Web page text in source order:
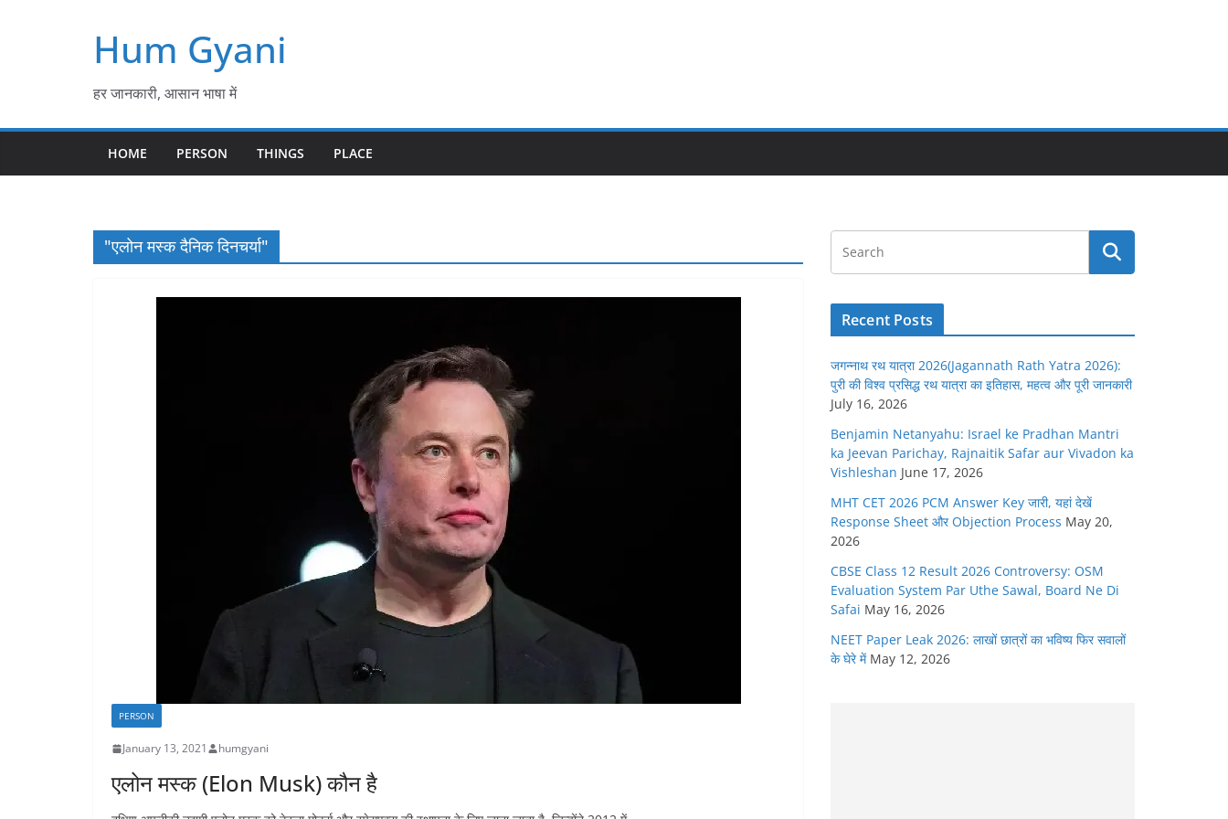
Hum Gyani
हर जानकारी, आसान भाषा में
HOME PERSON THINGS PLACE
"एलोन मस्क दैनिक दिनचर्या"
PERSON
January 13, 2021 humgyani
एलोन मस्क (Elon Musk) कौन है
Recent Posts
जगन्नाथ रथ यात्रा 2026(Jagannath Rath Yatra 2026):
पुरी की विश्व प्रसिद्ध रथ यात्रा का इतिहास, महत्व और पूरी जानकारी
July 16, 2026
Benjamin Netanyahu: Israel ke Pradhan Mantri
ka Jeevan Parichay, Rajnaitik Safar aur Vivadon ka
Vishleshan June 17, 2026
MHT CET 2026 PCM Answer Key जारी, यहां देखें
Response Sheet और Objection Process May 20,
2026
CBSE Class 12 Result 2026 Controversy: OSM
Evaluation System Par Uthe Sawal, Board Ne Di
Safai May 16, 2026
NEET Paper Leak 2026: लाखों छात्रों का भविष्य फिर सवालों
के घेरे में May 12, 2026